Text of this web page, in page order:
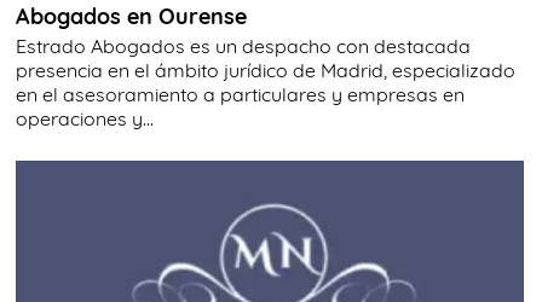
Abogados en Ourense
Estrado Abogados es un despacho con destacada
presencia en el ámbito jurídico de Madrid, especializado
en el asesoramiento a particulares y empresas en
operaciones y...